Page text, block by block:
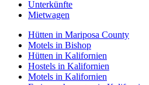
Unterkünfte
Mietwagen
Hütten in Mariposa County
Motels in Bishop
Hütten in Kalifornien
Hostels in Kalifornien
Motels in Kalifornien